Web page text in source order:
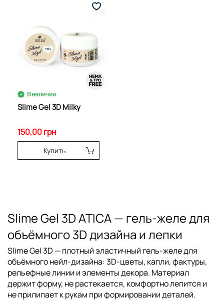
В наличии
Slime Gel 3D Milky
150,00 грн
Купить
Slime Gel 3D ATICA — гель-желе для
объёмного 3D дизайна и лепки
Slime Gel 3D — плотный эластичный гель-желе для
объёмного нейл-дизайна: 3D-цветы, капли, фактуры,
рельефные линии и элементы декора. Материал
держит форму, не растекается, комфортно лепится и
не прилипает к рукам при формировании деталей.